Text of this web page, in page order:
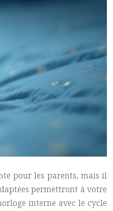
pour les parents, mais il
permettront à votre
interne avec le cycle